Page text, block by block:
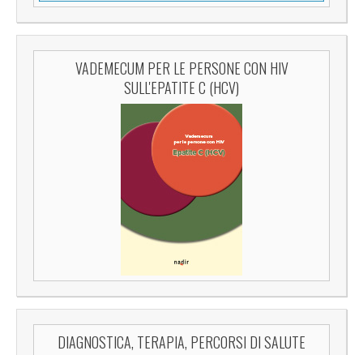
VADEMECUM PER LE PERSONE CON HIV
SULL'EPATITE C (HCV)
DIAGNOSTICA, TERAPIA, PERCORSI DI SALUTE